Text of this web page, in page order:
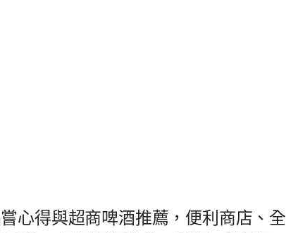
心得與超商啤酒推薦，便利商店、全